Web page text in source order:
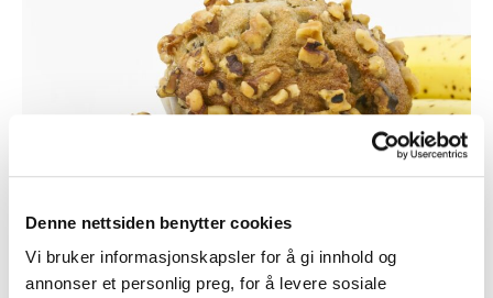
Denne nettsiden benytter cookies
Vi bruker informasjonskapsler for å gi innhold og
annonser et personlig preg, for å levere sosiale
Dessert
Bananmuffins